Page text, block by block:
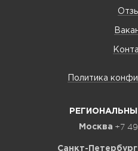
Политика
Москва +7
Санкт-Петербург